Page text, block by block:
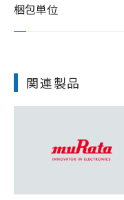
梱包単位
関連製品